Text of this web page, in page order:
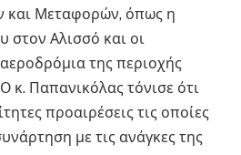
και Μεταφορών, όπως η
στον Αλισσό και οι
της περιοχής
κ. Παπανικόλας τόνισε ότι
προαιρέσεις τις οποίες
με τις ανάγκες της